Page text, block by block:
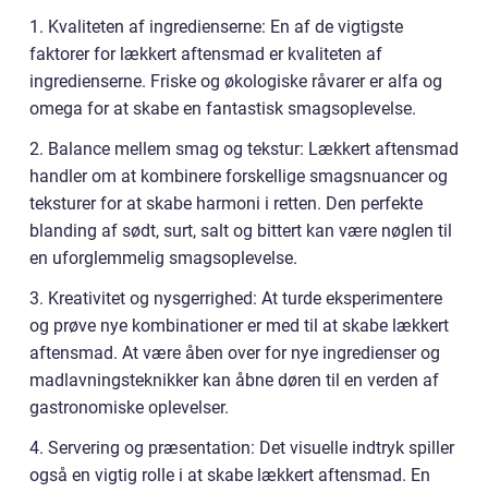
1. Kvaliteten af ingredienserne: En af de vigtigste
faktorer for lækkert aftensmad er kvaliteten af
ingredienserne. Friske og økologiske råvarer er alfa og
omega for at skabe en fantastisk smagsoplevelse.
2. Balance mellem smag og tekstur: Lækkert aftensmad
handler om at kombinere forskellige smagsnuancer og
teksturer for at skabe harmoni i retten. Den perfekte
blanding af sødt, surt, salt og bittert kan være nøglen til
en uforglemmelig smagsoplevelse.
3. Kreativitet og nysgerrighed: At turde eksperimentere
og prøve nye kombinationer er med til at skabe lækkert
aftensmad. At være åben over for nye ingredienser og
madlavningsteknikker kan åbne døren til en verden af
gastronomiske oplevelser.
4. Servering og præsentation: Det visuelle indtryk spiller
også en vigtig rolle i at skabe lækkert aftensmad. En